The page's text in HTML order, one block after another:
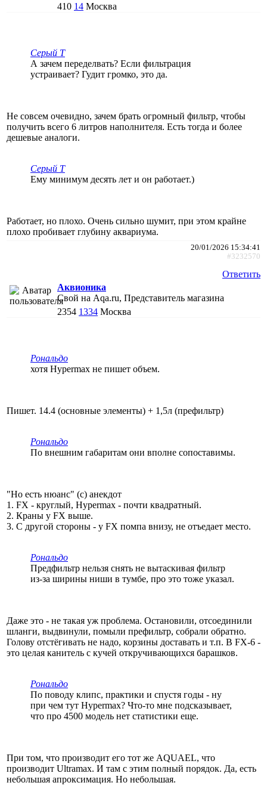
410 14 Москва
Серый Т
А зачем переделвать? Если фильтрация
устраивает? Гудит громко, это да.
Не совсем очевидно, зачем брать огромный фильтр, чтобы
получить всего 6 литров наполнителя. Есть тогда и более
дешевые аналоги.
Серый Т
Ему минимум десять лет и он работает.)
Работает, но плохо. Очень сильно шумит, при этом крайне
плохо пробивает глубину аквариума.
20/01/2026 15:34:41
#3232570
Ответить
Аквионика
Свой на Aqa.ru, Представитель магазина
2354 1334 Москва
Рональдо
хотя Hypermax не пишет объем.
Пишет. 14.4 (основные элементы) + 1,5л (префильтр)
Рональдо
По внешним габаритам они вполне сопоставимы.
"Но есть нюанс" (с) анекдот
1. FX - круглый, Hypermax - почти квадратный.
2. Краны у FX выше.
3. С другой стороны - у FX помпа внизу, не отъедает место.
Рональдо
Предфильтр нельзя снять не вытаскивая фильтр
из-за ширины ниши в тумбе, про это тоже указал.
Даже это - не такая уж проблема. Остановили, отсоединили
шланги, выдвинули, помыли префильтр, собрали обратно.
Голову отстёгивать не надо, корзины доставать и т.п. В FX-6 -
это целая канитель с кучей откручивающихся барашков.
Рональдо
По поводу клипс, практики и спустя годы - ну
при чем тут Hypermax? Что-то мне подсказывает,
что про 4500 модель нет статистики еще.
При том, что производит его тот же AQUAEL, что
производит Ultramax. И там с этим полный порядок. Да, есть
небольшая апроксимация. Но небольшая.